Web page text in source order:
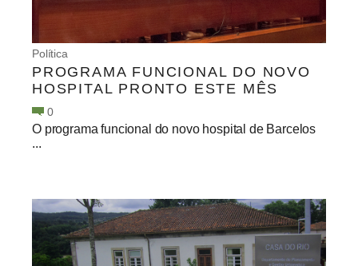
Política
PROGRAMA FUNCIONAL DO NOVO
HOSPITAL PRONTO ESTE MÊS
0
O programa funcional do novo hospital de Barcelos
...